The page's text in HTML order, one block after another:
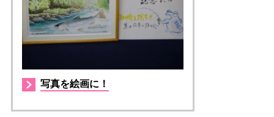
写真を絵画に！